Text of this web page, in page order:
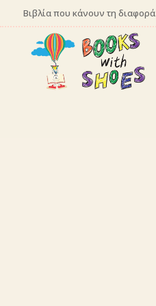
Βιβλία που κάνουν τη διαφορά